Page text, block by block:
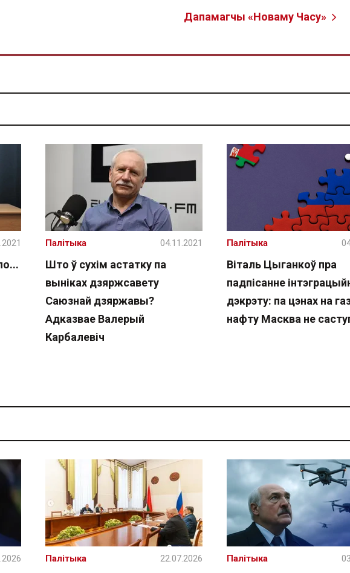
Дапамагчы «Новаму Часу»
Што ў сухім астатку па
выніках дзяржсавету
Cаюзнай дзяржавы?
Адказвае Валерый
Карбалевіч
Палітыка 04.11.2021
Віталь Цыганкоў пра
падпісанне
дэкрэту: па цэнах на газ
нафту Масква не
Палітыка
Палітыка 22.07.2026 Палітыка